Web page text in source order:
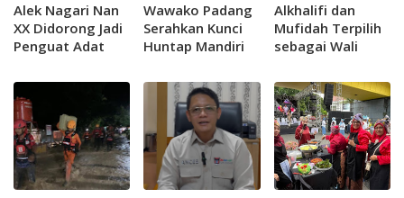
Alek Nagari Nan
XX Didorong Jadi
Penguat Adat
Kota Padang
Wawako Padang
Serahkan Kunci
Huntap Mandiri
Alkhalifi dan
Mufidah Terpilih
sebagai Wali
2026